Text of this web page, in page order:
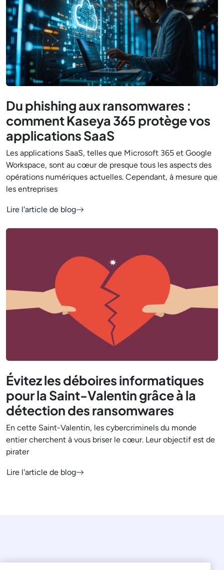
Du phishing aux ransomwares :
comment Kaseya 365 protège vos
applications SaaS
Les applications SaaS, telles que Microsoft 365 et Google
Workspace, sont au cœur de presque tous les aspects des
opérations numériques actuelles. Cependant, à mesure que
les entreprises
Lire l'article de blog
Évitez les déboires informatiques
pour la Saint-Valentin grâce à la
détection des ransomwares
En cette Saint-Valentin, les cybercriminels du monde
entier cherchent à vous briser le cœur. Leur objectif est de
pirater
Lire l'article de blog